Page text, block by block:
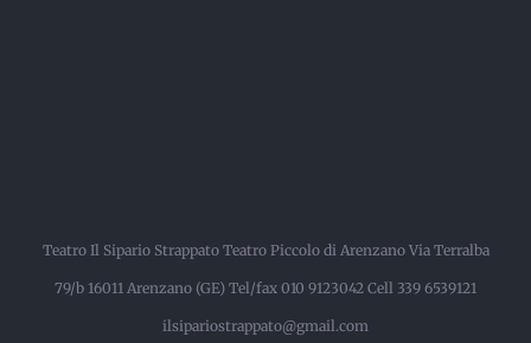
Teatro Il Sipario Strappato Teatro Piccolo di Arenzano Via Terralba
79/b 16011 Arenzano (GE) Tel/fax 010 9123042 Cell 339 6539121
ilsipariostrappato@gmail.com